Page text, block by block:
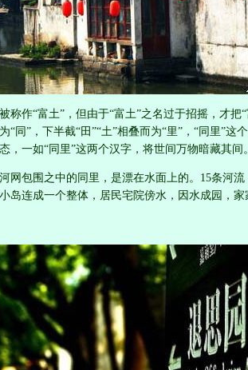
称作“富土”，但由于“富土”之名过于招摇，才
“同”，下半截“田”“土”相叠而为“里”，“同里”
，一如“同里”这两个汉字，将世间万物暗藏其间
网包围之中的同里，是漂在水面上的。15条河
岛连成一个整体，居民宅院傍水，因水成园，